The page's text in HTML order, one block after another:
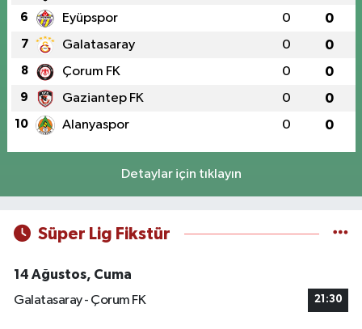
6 Eyüpspor 0 0
7 Galatasaray 0 0
8 Çorum FK 0 0
9 Gaziantep FK 0 0
10 Alanyaspor 0 0
Detaylar için tıklayın
Süper Lig Fikstür
14 Ağustos, Cuma
Galatasaray - Çorum FK
21:30